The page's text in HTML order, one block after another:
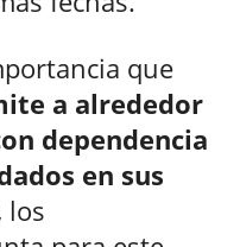
que
a alrededor
dependencia
en sus
los